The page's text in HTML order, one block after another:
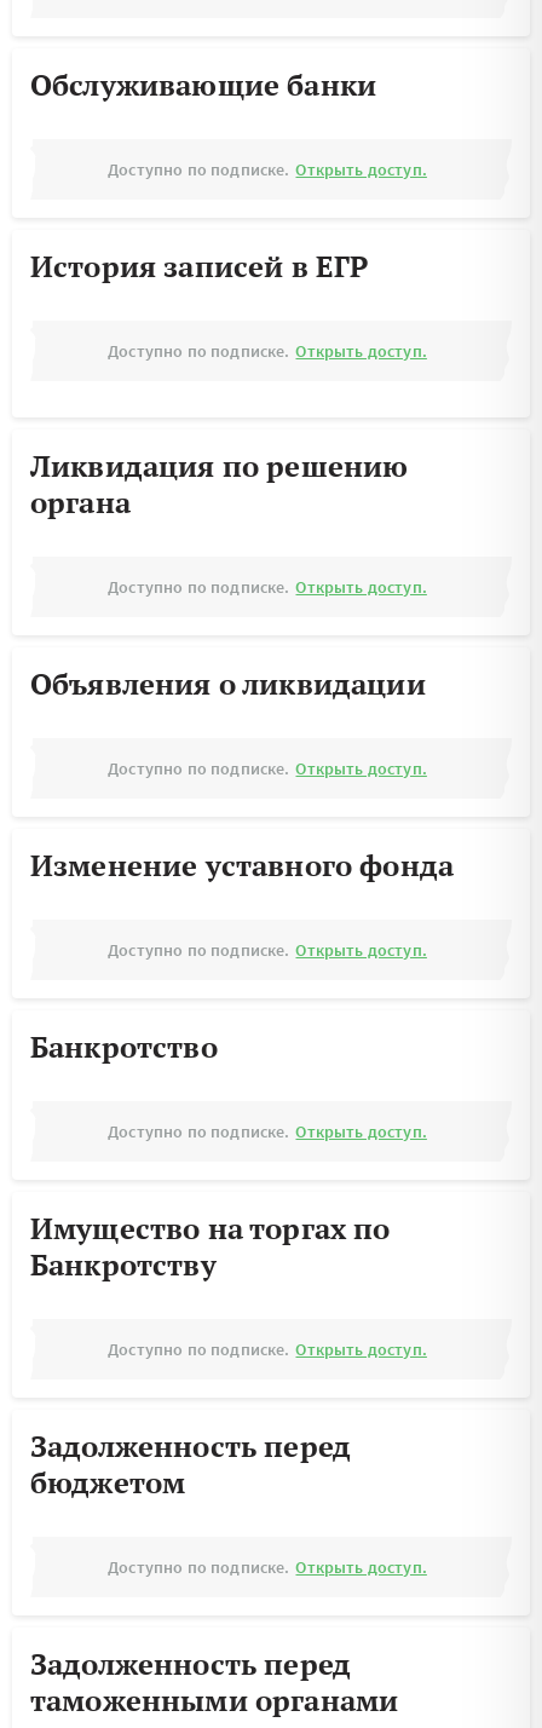
Обслуживающие банки
Доступно по подписке. Открыть доступ.
История записей в ЕГР
Доступно по подписке. Открыть доступ.
Ликвидация по решению
органа
Доступно по подписке. Открыть доступ.
Объявления о ликвидации
Доступно по подписке. Открыть доступ.
Изменение уставного фонда
Доступно по подписке. Открыть доступ.
Банкротство
Доступно по подписке. Открыть доступ.
Имущество на торгах по
Банкротству
Доступно по подписке. Открыть доступ.
Задолженность перед
бюджетом
Доступно по подписке. Открыть доступ.
Задолженность перед
таможенными органами